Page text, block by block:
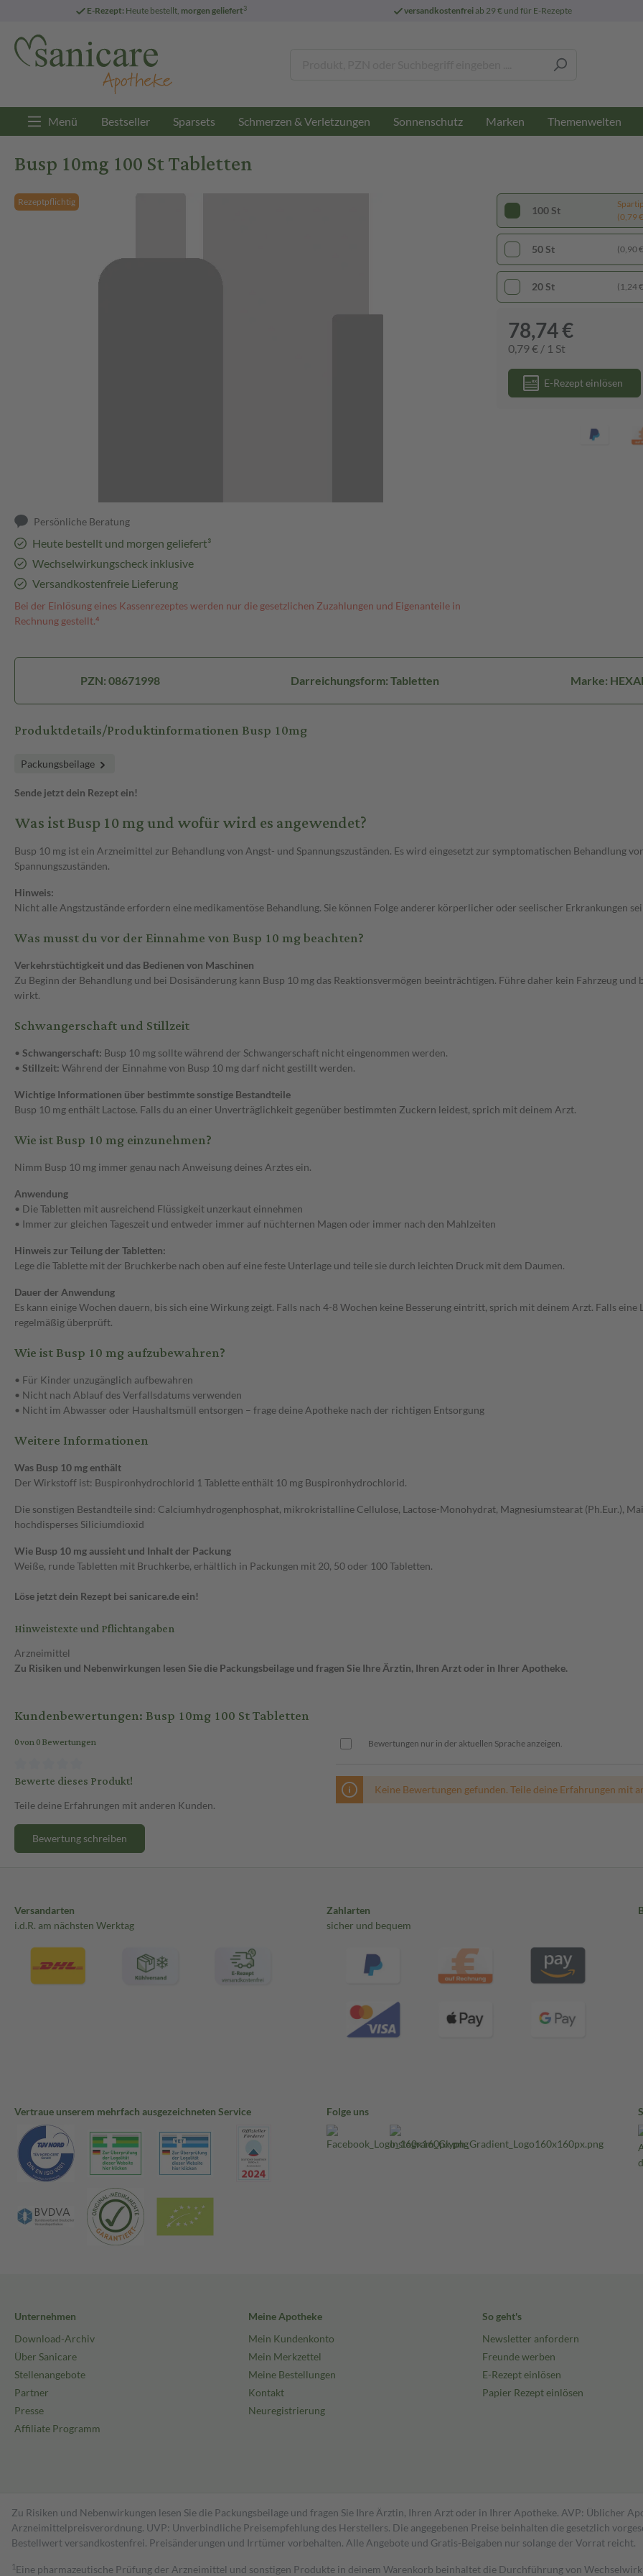
E-Rezept: Heute bestellt, morgen geliefert3 versandkostenfreiab 29 € und für E-Rezepte
Menü Bestseller Sparsets Schmerzen & Verletzungen Sonnenschutz Marken Themenwelten
Busp 10mg 100 St Tabletten
Rezeptpflichtig
Persönliche Beratung
Heute bestellt und morgen geliefert³
Wechselwirkungscheck inklusive
Versandkostenfreie Lieferung
Bei der Einlösung eines Kassenrezeptes werden nur die gesetzlichen Zuzahlungen und Eigenanteile in
Rechnung gestellt.⁴
100 St
(0,79
50 St (0,90
20 St (1,24
78,74 €
0,79 € / 1 St
E-Rezept einlösen
PZN: 08671998 Darreichungsform: Tabletten Marke:
Produktdetails/Produktinformationen Busp 10mg
Packungsbeilage
Sende jetzt dein Rezept ein!
Was ist Busp 10 mg und wofür wird es angewendet?
Busp 10 mg ist ein Arzneimittel zur Behandlung von Angst- und Spannungszuständen. Es wird eingesetzt zur symptomatischen Behandlung
Spannungszuständen.
Hinweis:
Nicht alle Angstzustände erfordern eine medikamentöse Behandlung. Sie können Folge anderer körperlicher oder seelischer Erkrankungen
Was musst du vor der Einnahme von Busp 10 mg beachten?
Verkehrstüchtigkeit und das Bedienen von Maschinen
Zu Beginn der Behandlung und bei Dosisänderung kann Busp 10 mg das Reaktionsvermögen beeinträchtigen. Führe daher kein Fahrzeug
wirkt.
Schwangerschaft und Stillzeit
• Schwangerschaft: Busp 10 mg sollte während der Schwangerschaft nicht eingenommen werden.
• Stillzeit: Während der Einnahme von Busp 10 mg darf nicht gestillt werden.
Wichtige Informationen über bestimmte sonstige Bestandteile
Busp 10 mg enthält Lactose. Falls du an einer Unverträglichkeit gegenüber bestimmten Zuckern leidest, sprich mit deinem Arzt.
Wie ist Busp 10 mg einzunehmen?
Nimm Busp 10 mg immer genau nach Anweisung deines Arztes ein.
Anwendung
• Die Tabletten mit ausreichend Flüssigkeit unzerkaut einnehmen
• Immer zur gleichen Tageszeit und entweder immer auf nüchternen Magen oder immer nach den Mahlzeiten
Hinweis zur Teilung der Tabletten:
Lege die Tablette mit der Bruchkerbe nach oben auf eine feste Unterlage und teile sie durch leichten Druck mit dem Daumen.
Dauer der Anwendung
Es kann einige Wochen dauern, bis sich eine Wirkung zeigt. Falls nach 4-8 Wochen keine Besserung eintritt, sprich mit deinem Arzt. Falls
regelmäßig überprüft.
Wie ist Busp 10 mg aufzubewahren?
• Für Kinder unzugänglich aufbewahren
• Nicht nach Ablauf des Verfallsdatums verwenden
• Nicht im Abwasser oder Haushaltsmüll entsorgen – frage deine Apotheke nach der richtigen Entsorgung
Weitere Informationen
Was Busp 10 mg enthält
Der Wirkstoff ist: Buspironhydrochlorid 1 Tablette enthält 10 mg Buspironhydrochlorid.
Die sonstigen Bestandteile sind: Calciumhydrogenphosphat, mikrokristalline Cellulose, Lactose-Monohydrat, Magnesiumstearat (Ph.Eur.),
hochdisperses Siliciumdioxid
Wie Busp 10 mg aussieht und Inhalt der Packung
Weiße, runde Tabletten mit Bruchkerbe, erhältlich in Packungen mit 20, 50 oder 100 Tabletten.
Löse jetzt dein Rezept bei sanicare.de ein!
Hinweistexte und Pflichtangaben
Arzneimittel
Zu Risiken und Nebenwirkungen lesen Sie die Packungsbeilage und fragen Sie Ihre Ärztin, Ihren Arzt oder in Ihrer Apotheke.
Kundenbewertungen: Busp 10mg 100 St Tabletten
0 von 0 Bewertungen
Bewerte dieses Produkt!
Teile deine Erfahrungen mit anderen Kunden.
Bewertung schreiben
Bewertungen nur in der aktuellen Sprache anzeigen.
Keine Bewertungen gefunden. Teile deine Erfahrungen mit
Versandarten
i.d.R. am nächsten Werktag
Zahlarten
sicher und bequem
Vertraue unserem mehrfach ausgezeichneten Service Folge uns
Unternehmen
Download-Archiv
Über Sanicare
Stellenangebote
Partner
Presse
Affiliate Programm
Meine Apotheke
Mein Kundenkonto
Mein Merkzettel
Meine Bestellungen
Kontakt
Neuregistrierung
So geht's
Newsletter anfordern
Freunde werben
E-Rezept einlösen
Papier Rezept einlösen
Zu Risiken und Nebenwirkungen lesen Sie die Packungsbeilage und fragen Sie Ihre Ärztin, Ihren Arzt oder in Ihrer Apotheke. AVP: Üblicher
Arzneimittelpreisverordnung. UVP: Unverbindliche Preisempfehlung des Herstellers. Die angegebenen Preise beinhalten die gesetzlich
Bestell­wert versand­kosten­frei. Preisänderungen und Irrtümer vorbehalten. Alle Angebote und Gratis-Beigaben nur solange der Vorrat reicht.
1 Eine pharmazeutische Prüfung der Arzneimittel und sonstigen Produkte in deinem Warenkorb beinhaltet die Durchführung von